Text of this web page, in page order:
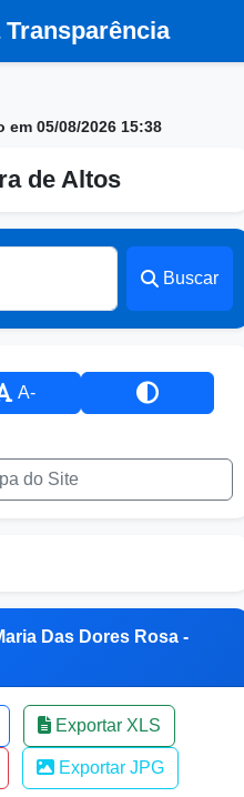
em 05/08/2026 15:38
de Altos
Buscar
A-
do Site
Das Dores Rosa -
Exportar XLS
Exportar JPG